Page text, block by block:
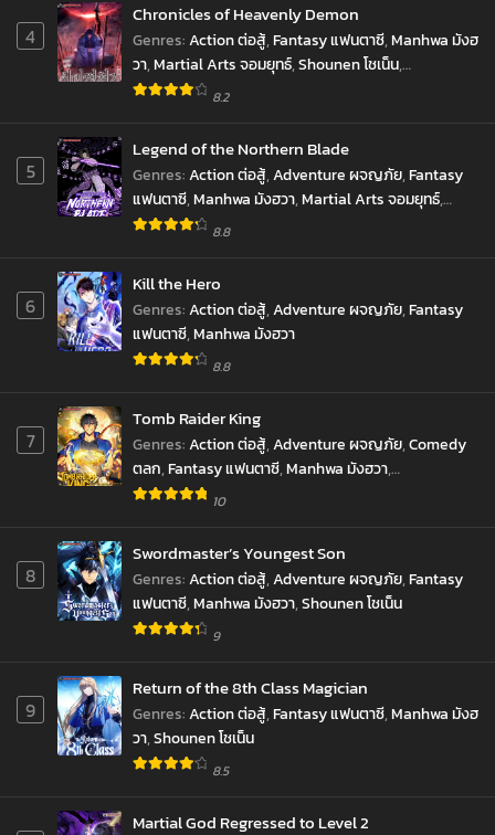
4
Chronicles of Heavenly Demon
Genres:Action ต่อสู้,Fantasy แฟนตาซี,Manhwa มังฮ
วา,Martial Arts จอมยุทธ์,Shounen โชเน็น,
Supernatural เหนือธรรมชาติ
8.2
5
Legend of the Northern Blade
Genres:Action ต่อสู้,Adventure ผจญภัย,Fantasy
แฟนตาซี,Manhwa มังฮวา,Martial Arts จอมยุทธ์,
Shounen โชเน็น
8.8
6
Kill the Hero
Genres:Action ต่อสู้,Adventure ผจญภัย,Fantasy
แฟนตาซี,Manhwa มังฮวา
8.8
7
Tomb Raider King
Genres:Action ต่อสู้,Adventure ผจญภัย,Comedy
ตลก,Fantasy แฟนตาซี,Manhwa มังฮวา,
Reincarnation เกิดใหม่
10
8
Swordmaster’s Youngest Son
Genres:Action ต่อสู้,Adventure ผจญภัย,Fantasy
แฟนตาซี,Manhwa มังฮวา,Shounen โชเน็น
9
9
Return of the 8th Class Magician
Genres:Action ต่อสู้,Fantasy แฟนตาซี,Manhwa มังฮ
วา,Shounen โชเน็น
8.5
Martial God Regressed to Level 2